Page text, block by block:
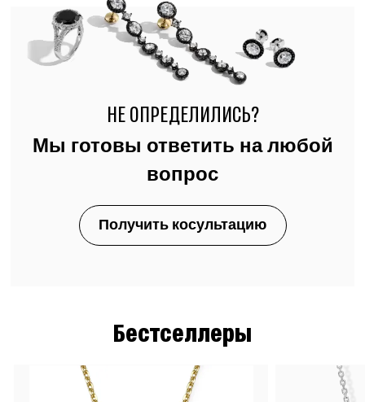
Бестселлеры
НЕ ОПРЕДЕЛИЛИСЬ?
Мы готовы ответить на любой
вопрос
Получить косультацию